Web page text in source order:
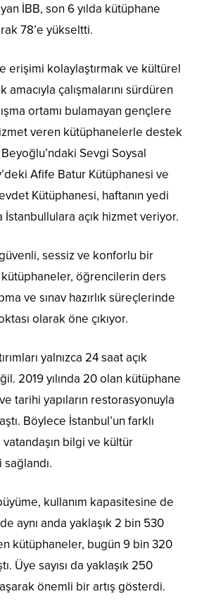
İBB, son 6 yılda kütüphane
78’e yükseltti.
erişimi kolaylaştırmak ve kültürel
amacıyla çalışmalarını sürdüren
ortamı bulamayan gençlere
veren kütüphanelerle destek
Sevgi Soysal
Afife Batur Kütüphanesi ve
Kütüphanesi, haftanın yedi
açık hizmet veriyor.
sessiz ve konforlu bir
kütüphaneler, öğrencilerin ders
ve sınav hazırlık süreçlerinde
olarak öne çıkıyor.
yalnızca 24 saat açık
2019 yılında 20 olan kütüphane
ve tarihi yapıların restorasyonuyla
Böylece İstanbul’un farklı
bilgi ve kültür
kullanım kapasitesine de
aynı anda yaklaşık 2 bin 530
kütüphaneler, bugün 9 bin 320
Üye sayısı da yaklaşık 250
önemli bir artış gösterdi.